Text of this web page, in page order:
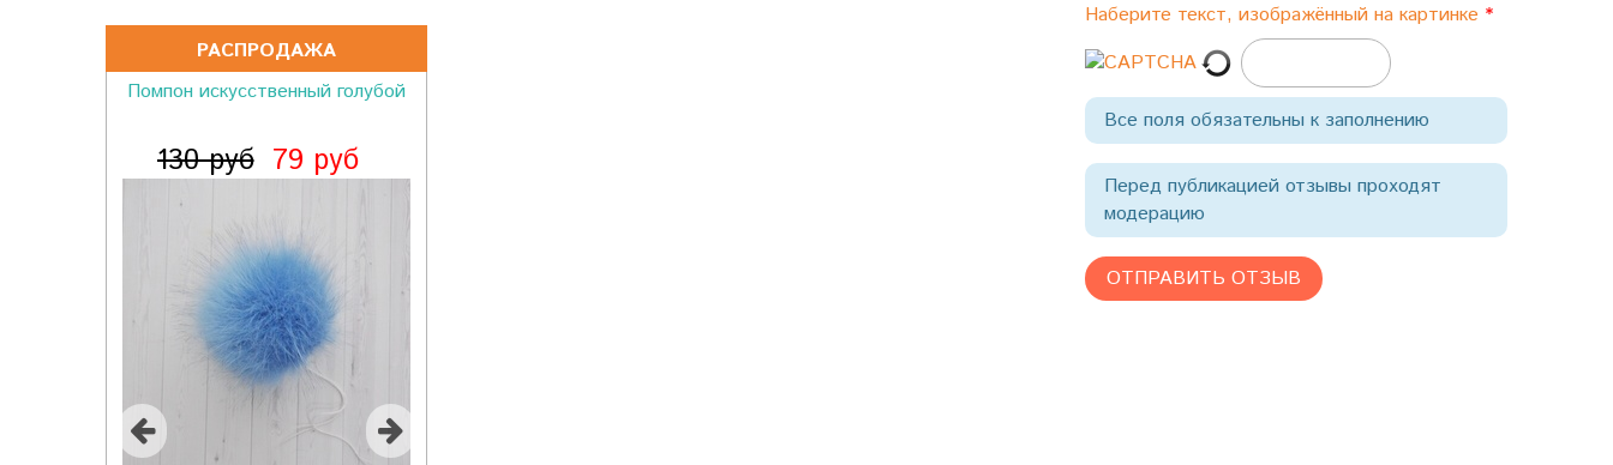
РАСПРОДАЖА
Помпон искусственный голубой
130 руб 79 руб
Наберите текст, изображённый на картинке
Все поля обязательны к заполнению
Перед публикацией отзывы проходят
модерацию